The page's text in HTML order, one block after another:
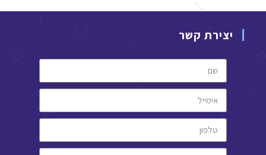
יצירת קשר